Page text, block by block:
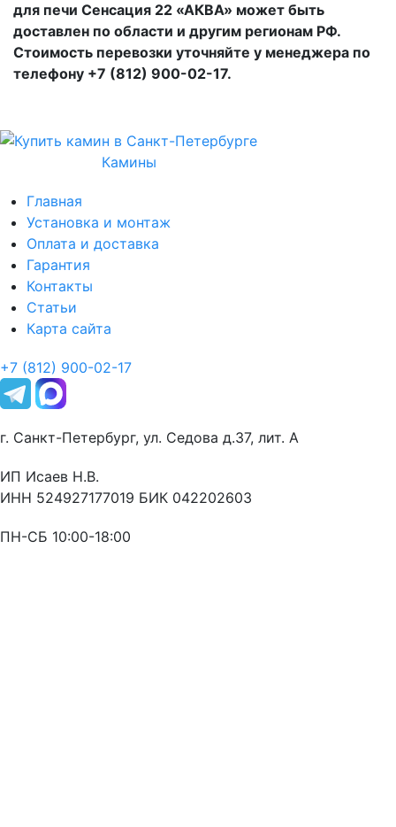
для печи Сенсация 22 «АКВА» может быть
доставлен по области и другим регионам РФ.
Стоимость перевозки уточняйте у менеджера по
телефону +7 (812) 900-02-17.
Камины
Главная
Установка и монтаж
Оплата и доставка
Гарантия
Контакты
Статьи
Карта сайта
+7 (812) 900-02-17
г. Санкт-Петербург, ул. Седова д.37, лит. А
ИП Исаев Н.В.
ИНН 524927177019 БИК 042202603
ПН-СБ 10:00-18:00